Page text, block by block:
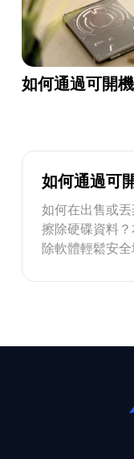
如何通過可開
如何通過可
如何在出售或
擦除硬碟資料
除軟體輕鬆安